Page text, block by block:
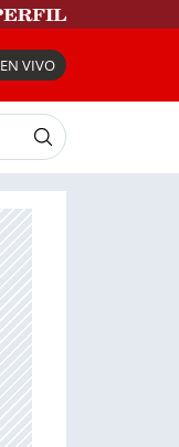
EN VIVO